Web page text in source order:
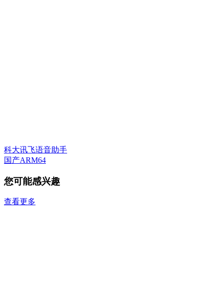
科大讯飞语音助手
国产ARM64
您可能感兴趣
查看更多